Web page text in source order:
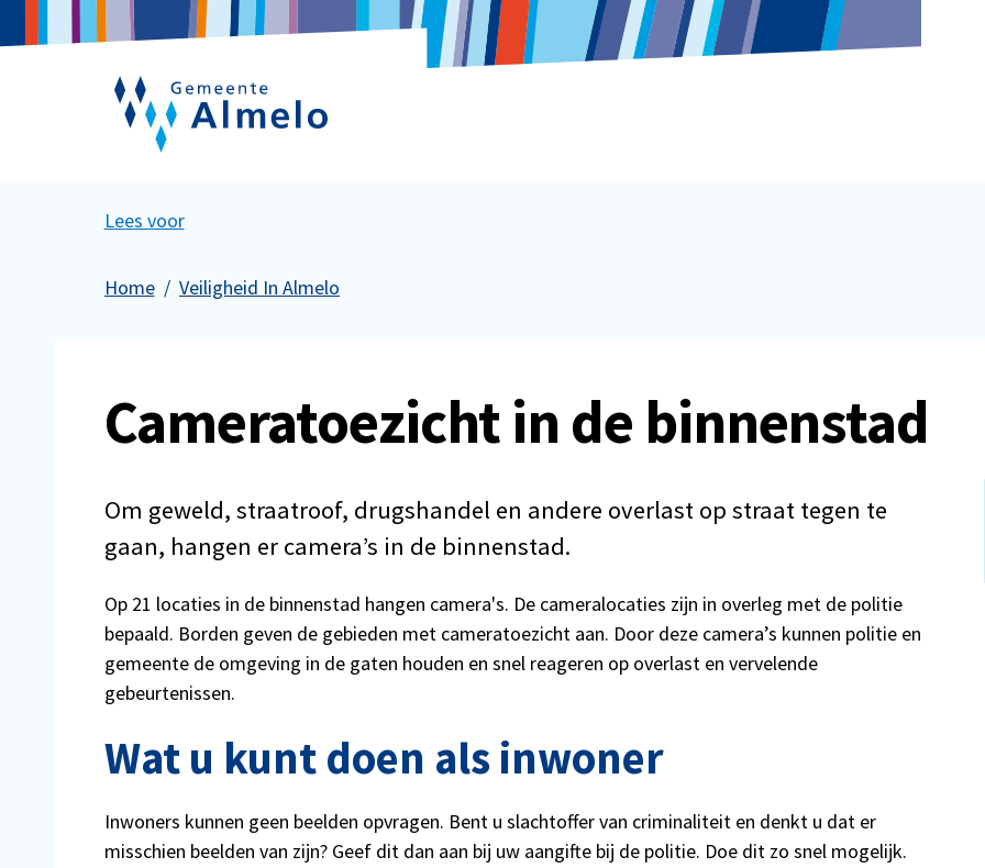
Lees voor
Home Veiligheid In Almelo
Cameratoezicht in de binnenstad
Om geweld, straatroof, drugshandel en andere overlast op straat tegen te
gaan, hangen er camera’s in de binnenstad.
Op 21 locaties in de binnenstad hangen camera's. De cameralocaties zijn in overleg met de politie
bepaald. Borden geven de gebieden met cameratoezicht aan. Door deze camera’s kunnen politie en
gemeente de omgeving in de gaten houden en snel reageren op overlast en vervelende
gebeurtenissen.
Wat u kunt doen als inwoner
Inwoners kunnen geen beelden opvragen. Bent u slachtoffer van criminaliteit en denkt u dat er
misschien beelden van zijn? Geef dit dan aan bij uw aangifte bij de politie. Doe dit zo snel mogelijk.